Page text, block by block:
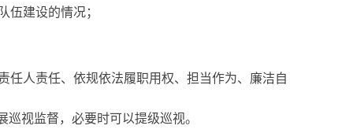
建设的情况；
人责任、依规依法履职用权、担当作为、廉洁自
巡视监督，必要时可以提级巡视。